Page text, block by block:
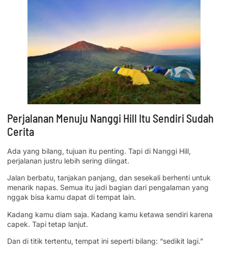
Perjalanan Menuju Nanggi Hill Itu Sendiri Sudah
Cerita
Ada yang bilang, tujuan itu penting. Tapi di Nanggi Hill,
perjalanan justru lebih sering diingat.
Jalan berbatu, tanjakan panjang, dan sesekali berhenti untuk
menarik napas. Semua itu jadi bagian dari pengalaman yang
nggak bisa kamu dapat di tempat lain.
Kadang kamu diam saja. Kadang kamu ketawa sendiri karena
capek. Tapi tetap lanjut.
Dan di titik tertentu, tempat ini seperti bilang: “sedikit lagi.”